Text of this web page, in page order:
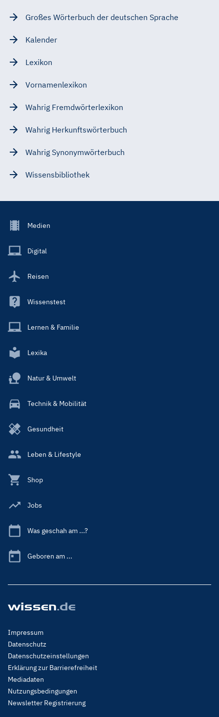
Großes Wörterbuch der deutschen Sprache
Kalender
Lexikon
Vornamenlexikon
Wahrig Fremdwörterlexikon
Wahrig Herkunftswörterbuch
Wahrig Synonymwörterbuch
Wissensbibliothek
Footer
Main
Medien
Digital
Reisen
Wissenstest
Lernen & Familie
Lexika
Natur & Umwelt
Technik & Mobilität
Gesundheit
Leben & Lifestyle
Shop
Jobs
Was geschah am ...?
Geboren am ...
Footer
Menu
Legal
Impressum
Datenschutz
Datenschutzeinstellungen
Erklärung zur Barrierefreiheit
Mediadaten
Nutzungsbedingungen
Newsletter Registrierung